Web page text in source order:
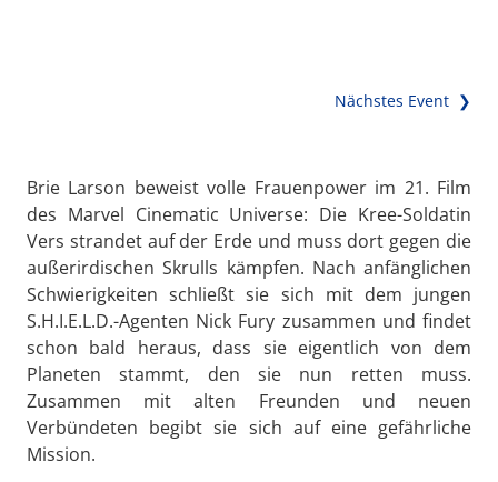
Nächstes Event ❯
Brie Larson beweist volle Frauenpower im 21. Film
des Marvel Cinematic Universe: Die Kree-Soldatin
Vers strandet auf der Erde und muss dort gegen die
außerirdischen Skrulls kämpfen. Nach anfänglichen
Schwierigkeiten schließt sie sich mit dem jungen
S.H.I.E.L.D.-Agenten Nick Fury zusammen und findet
schon bald heraus, dass sie eigentlich von dem
Planeten stammt, den sie nun retten muss.
Zusammen mit alten Freunden und neuen
Verbündeten begibt sie sich auf eine gefährliche
Mission.